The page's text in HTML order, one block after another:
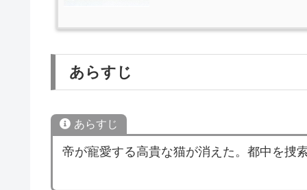
あらすじ
あらすじ
帝が寵愛する高貴な猫が消えた。都中を捜